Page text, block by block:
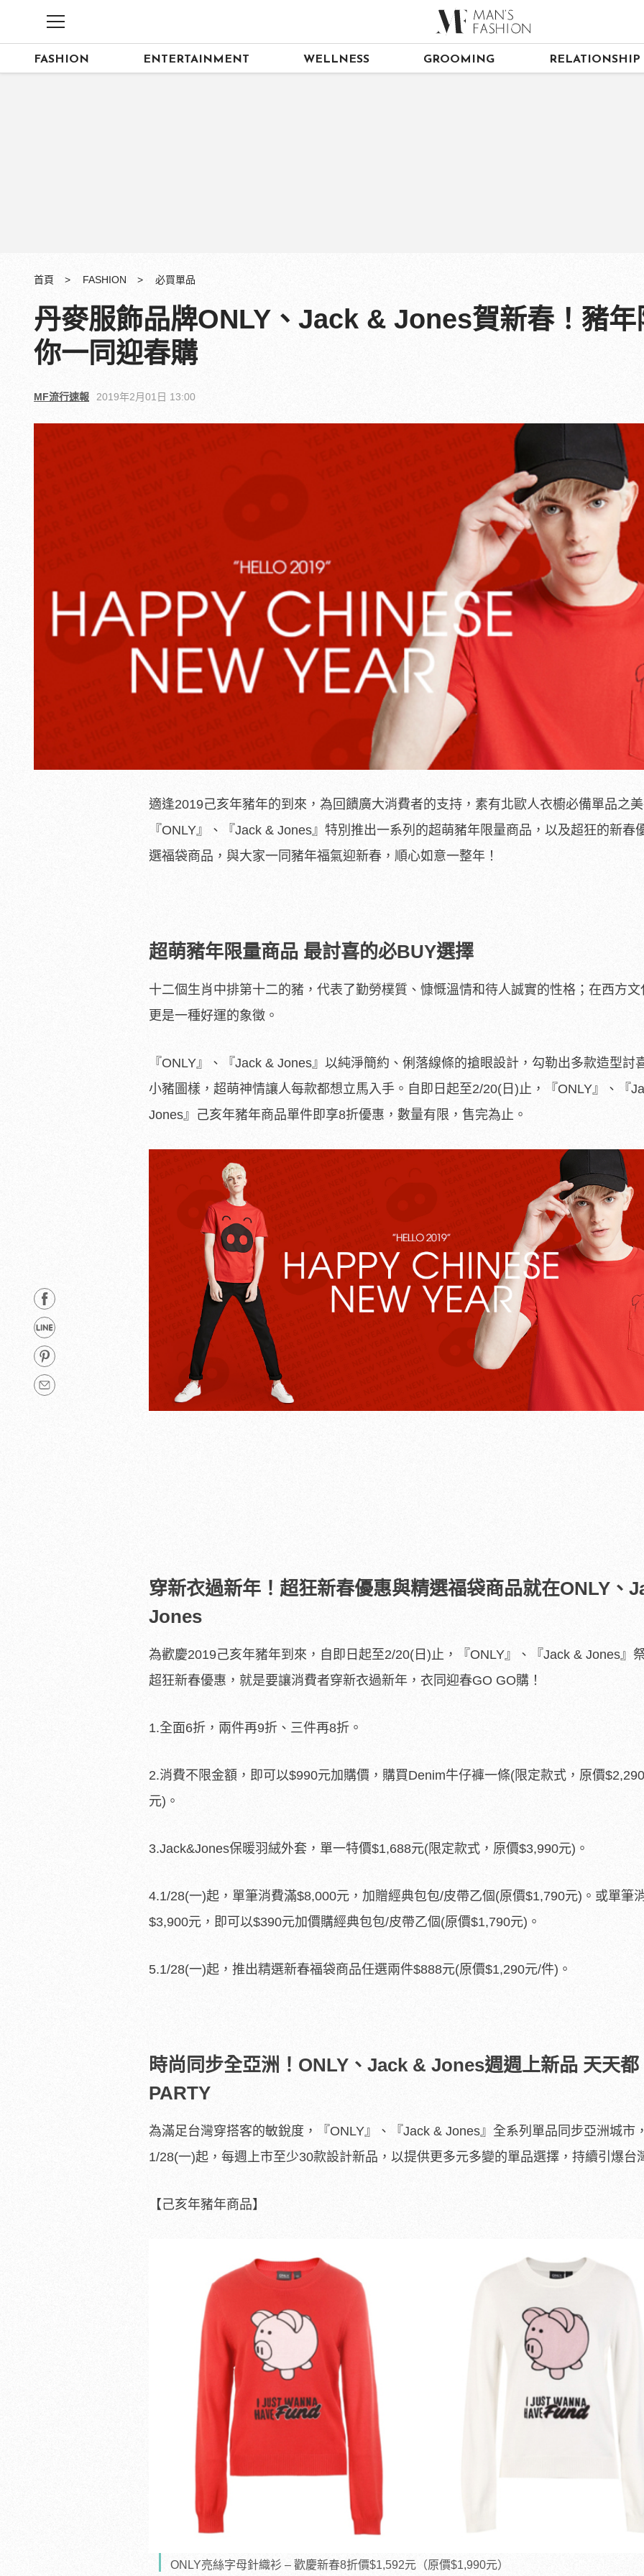
FASHION ENTERTAINMENT WELLNESS GROOMING RELATIONSHIP
首頁 FASHION 必買單品
丹麥服飾品牌ONLY、Jack & Jones賀新春！豬
你一同迎春購
MF流行速報 2019年2月01日 13:00
適逢2019己亥年豬年的到來，為回饋廣大消費者的支持，素有北歐人衣櫥必備單品之
『ONLY』、『Jack & Jones』特別推出一系列的超萌豬年限量商品，以及超狂的新春
選福袋商品，與大家一同豬年福氣迎新春，順心如意一整年！
超萌豬年限量商品 最討喜的必BUY選擇
十二個生肖中排第十二的豬，代表了勤勞樸質、慷慨溫情和待人誠實的性格；在西方文
更是一種好運的象徵。
『ONLY』、『Jack & Jones』以純淨簡約、俐落線條的搶眼設計，勾勒出多款造型討
小豬圖樣，超萌神情讓人每款都想立馬入手。自即日起至2/20(日)止，『ONLY』、『
Jones』己亥年豬年商品單件即享8折優惠，數量有限，售完為止。
穿新衣過新年！超狂新春優惠與精選福袋商品就在ONLY、
Jones
為歡慶2019己亥年豬年到來，自即日起至2/20(日)止，『ONLY』、『Jack & Jones』
超狂新春優惠，就是要讓消費者穿新衣過新年，衣同迎春GO GO購！
1.全面6折，兩件再9折、三件再8折。
2.消費不限金額，即可以$990元加購價，購買Denim牛仔褲一條(限定款式，原價
元)。
3.Jack&Jones保暖羽絨外套，單一特價$1,688元(限定款式，原價$3,990元)。
4.1/28(一)起，單筆消費滿$8,000元，加贈經典包包/皮帶乙個(原價$1,790元)。或單筆
$3,900元，即可以$390元加價購經典包包/皮帶乙個(原價$1,790元)。
5.1/28(一)起，推出精選新春福袋商品任選兩件$888元(原價$1,290元/件)。
時尚同步全亞洲！ONLY、Jack & Jones週週上新品 天天都
PARTY
為滿足台灣穿搭客的敏銳度，『ONLY』、『Jack & Jones』全系列單品同步亞洲城市
1/28(一)起，每週上市至少30款設計新品，以提供更多元多變的單品選擇，持續引爆台
【己亥年豬年商品】
ONLY亮絲字母針織衫 – 歡慶新春8折價$1,592元（原價$1,990元）